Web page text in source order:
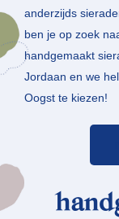
anderzijds
ben je op zoek
handgemaakt
Jordaan en we
Oogst te kiezen!